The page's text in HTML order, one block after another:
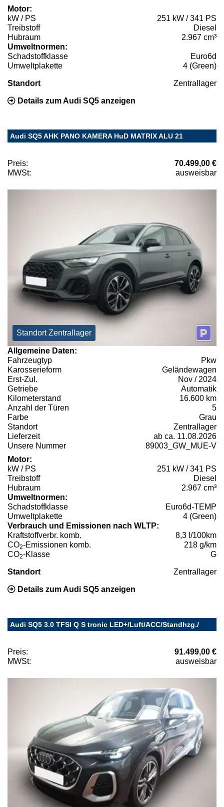
Motor:
kW / PS
251 kW / 341 PS
Treibstoff
Diesel
Hubraum
2.967 cm³
Umweltnormen:
Schadstoffklasse
Euro6d
Umweltplakette
4 (Green)
Standort Zentrallager
Details zum Audi SQ5 anzeigen
Audi SQ5 AHK PANO KAMERA HuD MATRIX ALU 21
Preis:
70.499,00 €
MWSt:
ausweisbar
Standort Zentrallager
Allgemeine Daten:
Fahrzeugtyp
Pkw
Karosserieform
Geländewagen
Erst-Zul.
Nov / 2024
Getriebe
Automatik
Kilometerstand
16.600 km
Anzahl der Türen
5
Farbe
Grau
Standort
Zentrallager
Lieferzeit
ab ca. 11.08.2026
Unsere Nummer
89003_GW_MUE-V
Motor:
kW / PS
251 kW / 341 PS
Treibstoff
Diesel
Hubraum
2.967 cm³
Umweltnormen:
Schadstoffklasse
Euro6d-TEMP
Umweltplakette
4 (Green)
Verbrauch und Emissionen nach WLTP:
Kraftstoffverbr. komb.
8,3 l/100km
CO2-Emissionen komb.
218 g/km
CO2-Klasse G
Standort Zentrallager
Details zum Audi SQ5 anzeigen
Audi SQ5 3.0 TFSI Q S tronic LED+/Luft/ACC/Standhzg./
Preis:
91.499,00 €
MWSt:
ausweisbar